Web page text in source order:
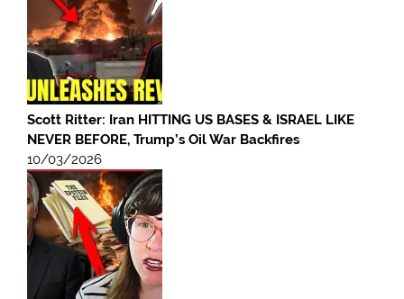
Scott Ritter: Iran HITTING US BASES & ISRAEL LIKE
NEVER BEFORE, Trump’s Oil War Backfires
10/03/2026